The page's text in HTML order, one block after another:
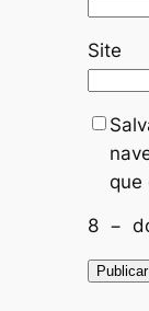
Site
que
8 −